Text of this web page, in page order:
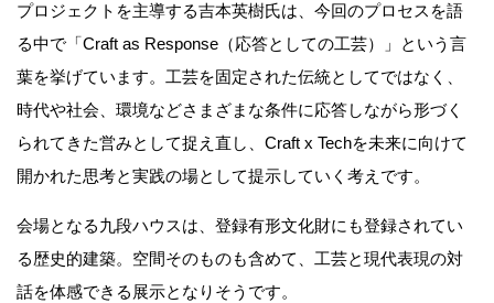
プロジェクトを主導する吉本英樹氏は、今回のプロセスを語
る中で「Craft as Response（応答としての工芸）」という言
葉を挙げています。工芸を固定された伝統としてではなく、
時代や社会、環境などさまざまな条件に応答しながら形づく
られてきた営みとして捉え直し、Craft x Techを未来に向けて
開かれた思考と実践の場として提示していく考えです。
会場となる九段ハウスは、登録有形文化財にも登録されてい
る歴史的建築。空間そのものも含めて、工芸と現代表現の対
話を体感できる展示となりそうです。